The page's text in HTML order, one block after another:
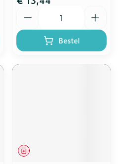
Bestel
Geneesmiddel